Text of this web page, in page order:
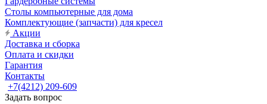
Столы компьютерные для дома
Комплектующие (запчасти) для кресел
Акции
Доставка и сборка
Оплата и скидки
Гарантия
Контакты
+7(4212) 209-609
Задать вопрос